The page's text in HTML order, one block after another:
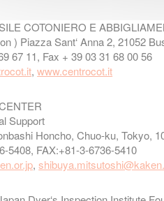
COTONIERO E
) Piazza Sant‘ Anna 2, 21052
67 11, Fax + 39 03 31 68 00 56
,www.centrocot.it
Support
Honcho, Chuo-ku, Tokyo,
5408, FAX:+81-3-6736-5410
,